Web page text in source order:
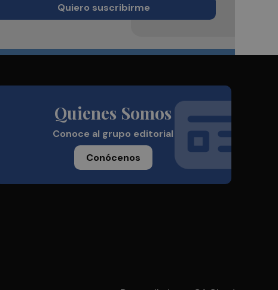
Quiero suscribirme
Quienes Somos
Conoce al grupo editorial
Conócenos